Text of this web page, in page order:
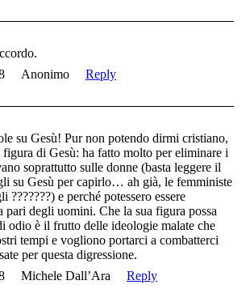
Anonimo Reply
su Gesù! Pur non potendo dirmi cristiano,
di Gesù: ha fatto molto per eliminare i
soprattutto sulle donne (basta leggere il
su Gesù per capirlo… ah già, le femministe
???????) e perché potessero essere
pari degli uomini. Che la sua figura possa
odio è il frutto delle ideologie malate che
tempi e vogliono portarci a combatterci
per questa digressione.
Michele Dall’Ara Reply